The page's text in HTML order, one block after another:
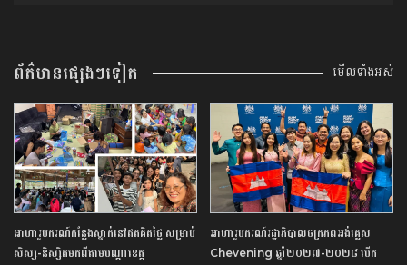
ព័ត៌មានផ្សេងៗទៀត មើលទាំងអស់
អាហារូបករណ៍​កន្លែង​ស្នាក់​នៅ​ឥត​គិត​ថ្លៃ​ ​សម្រាប់​
សិស្ស​-​និស្សិត​មកពី​តាម​បណ្តា​ខេត្ត​
អាហារូបករណ៍​រដ្ឋាភិបាល​ចក្រភព​អង់គ្លេស​ ​
Chevening​ ​ឆ្នាំ​២០២៧​-​២០២៨​ ​បើក​